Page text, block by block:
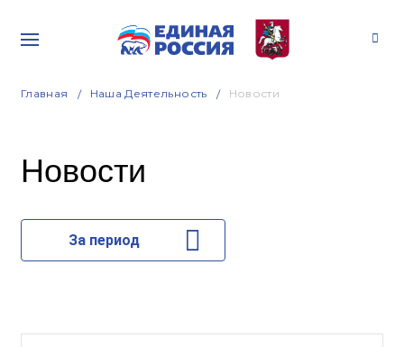
Главная Наша Деятельность Новости
Новости
За период